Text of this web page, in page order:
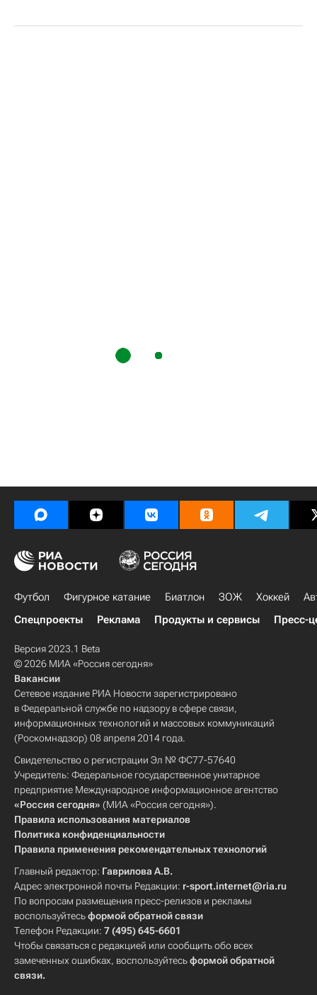
Футбол Фигурное катание Биатлон ЗОЖ Хоккей
Спецпроекты
Реклама Продукты и сервисы Пресс-
Версия 2023.1 Beta
© 2026 МИА «Россия сегодня»
Вакансии
Сетевое издание РИА Новости зарегистрировано
в Федеральной службе по надзору в сфере связи,
информационных технологий и массовых коммуникаций
(Роскомнадзор) 08 апреля 2014 года.
Свидетельство о регистрации Эл № ФС77-57640
Учредитель: Федеральное государственное унитарное
предприятие Международное информационное агентство
«Россия сегодня» (МИА «Россия сегодня»).
Правила использования материалов
Политика конфиденциальности
Правила применения рекомендательных технологий
Главный редактор: Гаврилова А.В.
Адрес электронной почты Редакции: r-sport.internet@ria.ru
По вопросам размещения пресс-релизов и рекламы
воспользуйтесьформой обратной связи
Телефон Редакции: 7 (495) 645-6601
Чтобы связаться с редакцией или сообщить обо всех
замеченных ошибках, воспользуйтесьформой обратной
связи.